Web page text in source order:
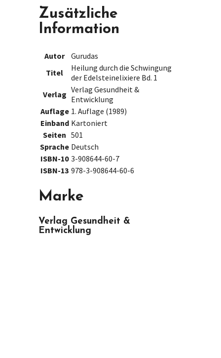
Zusätzliche
Information
Autor
Gurudas
Titel
Heilung durch die Schwingung
der Edelsteinelixiere Bd. 1
Verlag Verlag Gesundheit &
Entwicklung
Auflage 1. Auflage (1989)
Einband Kartoniert
Seiten 501
Sprache Deutsch
ISBN-10 3-908644-60-7
ISBN-13 978-3-908644-60-6
Marke
Verlag Gesundheit &
Entwicklung